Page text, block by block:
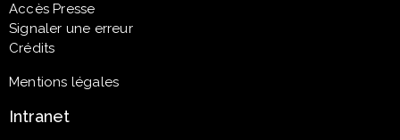
Accès Presse
Signaler une erreur
Crédits
Mentions légales
Intranet